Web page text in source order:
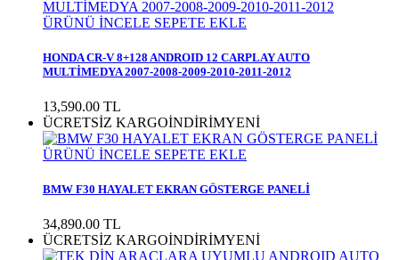
ÜRÜNÜ İNCELE SEPETE EKLE
HONDA CR-V 8+128 ANDROID 12 CARPLAY AUTO
MULTİMEDYA 2007-2008-2009-2010-2011-2012
13,590.00 TL
ÜCRETSİZ KARGOİNDİRİMYENİ
ÜRÜNÜ İNCELE SEPETE EKLE
BMW F30 HAYALET EKRAN GÖSTERGE PANELİ
34,890.00 TL
ÜCRETSİZ KARGOİNDİRİMYENİ